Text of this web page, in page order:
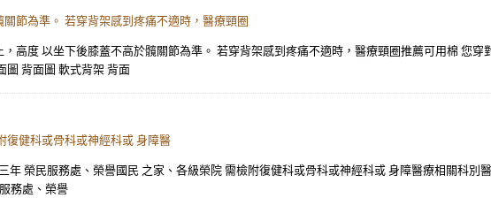
關節為準。 若穿背架感到疼痛不適時，醫療頸圈
高度 以坐下後膝蓋不高於髖關節為準。 若穿背架感到疼痛不適時，醫療頸圈推薦可用棉 您
圖 背面圖 軟式背架 背面
復健科或骨科或神經科或 身障醫
年 榮民服務處、榮譽國民 之家、各級榮院 需檢附復健科或骨科或神經科或 身障醫療相關科
務處、榮譽